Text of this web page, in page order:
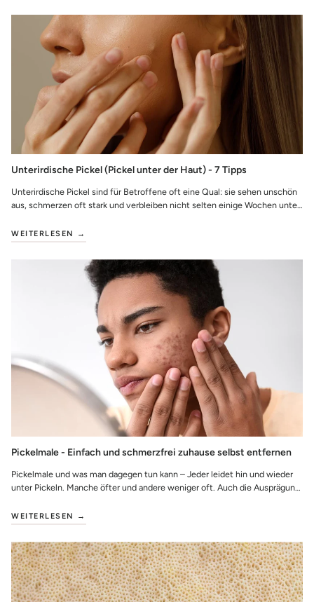
Unterirdische Pickel (Pickel unter der Haut) - 7 Tipps
Unterirdische Pickel sind für Betroffene oft eine Qual: sie sehen unschön
aus, schmerzen oft stark und verbleiben nicht selten einige Wochen unter
WEITERLESEN →
Pickelmale - Einfach und schmerzfrei zuhause selbst entfernen
Pickelmale und was man dagegen tun kann – Jeder leidet hin und wieder
unter Pickeln. Manche öfter und andere weniger oft. Auch die Ausprägung
WEITERLESEN →